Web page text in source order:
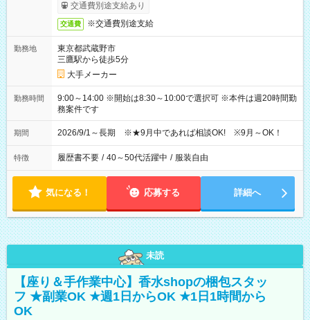
交通費別途支給あり
交通費 ※交通費別途支給
勤務地
東京都武蔵野市
三鷹駅から徒歩5分
大手メーカー
勤務時間
9:00～14:00 ※開始は8:30～10:00で選択可 ※本件は週20時間勤
務案件です
期間 2026/9/1～長期 ※★9月中であれば相談OK! ※9月～OK！
特徴 履歴書不要 / 40～50代活躍中 / 服装自由
気になる！ 応募する 詳細へ
未読
【座り＆手作業中心】香水shopの梱包スタッ
フ ★副業OK ★週1日からOK ★1日1時間から
OK